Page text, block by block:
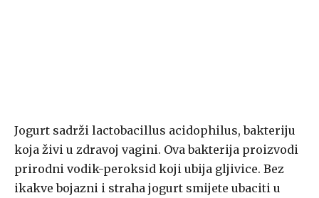
Jogurt sadrži lactobacillus acidophilus, bakteriju
koja živi u zdravoj vagini. Ova bakterija proizvodi
prirodni vodik-peroksid koji ubija gljivice. Bez
ikakve bojazni i straha jogurt smijete ubaciti u